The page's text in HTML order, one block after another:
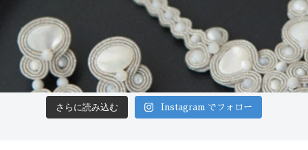
さらに読み込む Instagram でフォロー